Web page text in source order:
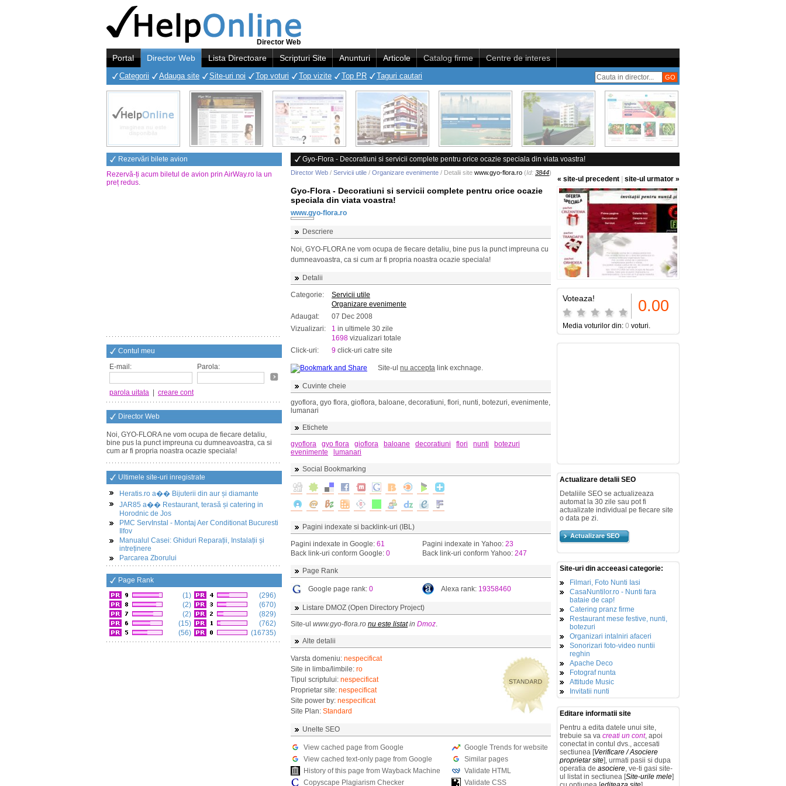
Director Web
Portal Director Web Lista Directoare Scripturi Site Anunturi Articole Catalog firme Centre de interes
Categorii Adauga site Site-uri noi Top voturi Top vizite Top PR Taguri cautari
Rezervări bilete avion
Rezervă-ți acum biletul de avion prin AirWay.ro la un
preț redus.
Contul meu
E-mail:
Parola:
parola uitata creare cont
Director Web
Noi, GYO-FLORA ne vom ocupa de fiecare detaliu,
bine pus la punct impreuna cu dumneavoastra, ca si
cum ar fi propria noastra ocazie speciala!
Ultimele site-uri inregistrate
Heratis.ro a�� Bijuterii din aur și diamante
JAR85 a�� Restaurant, terasă și catering in
Horodnic de Jos
PMC ServInstal - Montaj Aer Conditionat Bucuresti
Ilfov
Manualul Casei: Ghiduri Reparații, Instalații și
intreținere
Parcarea Zborului
Page Rank
(1)
(2)
(2)
(15)
(56)
(296)
(670)
(829)
(762)
(16735)
Gyo-Flora - Decoratiuni si servicii complete pentru orice ocazie speciala din viata voastra!
Director Web / Servicii utile / Organizare evenimente / Detalii site www.gyo-flora.ro (Id: 3844)
« site-ul precedent site-ul urmator »
Gyo-Flora - Decoratiuni si servicii complete pentru orice ocazie
speciala din viata voastra!
www.gyo-flora.ro
Descriere
Noi, GYO-FLORA ne vom ocupa de fiecare detaliu, bine pus la punct impreuna cu
dumneavoastra, ca si cum ar fi propria noastra ocazie speciala!
Detalii
Categorie:
Servicii utile
Organizare evenimente
Adaugat:
07 Dec 2008
Vizualizari:
1 in ultimele 30 zile
1698 vizualizari totale
Click-uri:
9 click-uri catre site
Site-ul nu accepta link exchnage.
Cuvinte cheie
gyoflora, gyo flora, gioflora, baloane, decoratiuni, flori, nunti, botezuri, evenimente,
lumanari
Etichete
gyoflora
gyo flora gioflora baloane decoratiuni flori nunti
botezuri
evenimente
lumanari
Social Bookmarking
Pagini indexate si backlink-uri (IBL)
Pagini indexate in Google: 61
Back link-uri conform Google: 0
Pagini indexate in Yahoo: 23
Back link-uri conform Yahoo: 247
Page Rank
Google page rank: 0 Alexa rank: 19358460
Listare DMOZ (Open Directory Project)
Site-ul www.gyo-flora.ro nu este listatin Dmoz.
Alte detalii
Varsta domeniu: nespecificat
Site in limba/limbile: ro
Tipul scriptului: nespecificat
Proprietar site: nespecificat
Site power by: nespecificat
Site Plan: Standard
Unelte SEO
View cached page from Google
View cached text-only page from Google
History of this page from Wayback Machine
Copyscape Plagiarism Checker
Google Trends for website
Similar pages
Validate HTML
Validate CSS
Voteaza! 0.00
Media voturilor din: 0 voturi.
Actualizare detalii SEO
Detaliile SEO se actualizeaza
automat la 30 zile sau pot fi
actualizate individual pe fiecare site
o data pe zi.
Actualizare SEO
Site-uri din acceeasi categorie:
Filmari, Foto Nunti Iasi
CasaNuntilor.ro - Nunti fara
bataie de cap!
Catering pranz firme
Restaurant mese festive, nunti,
botezuri
Organizari intalniri afaceri
Sonorizari foto-video nuntii
reghin
Apache Deco
Fotograf nunta
Attitude Music
Invitatii nunti
Editare informatii site
Pentru a edita datele unui site,
trebuie sa va creati un cont, apoi
conectat in contul dvs., accesati
sectiunea [Verificare / Asociere
proprietar site], urmati pasii si dupa
operatia de asociere, ve-ti gasi site-
ul listat in sectiunea [Site-urile mele]